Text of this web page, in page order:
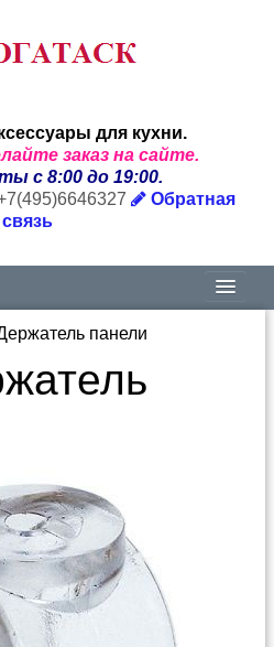
для кухни.
заказ на сайте.
с 8:00 до 19:00.
Обратная
связь
панели